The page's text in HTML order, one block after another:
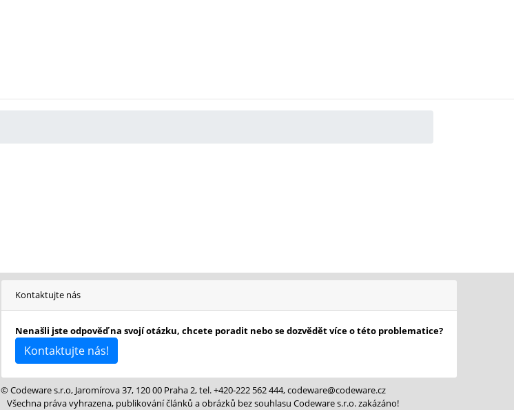
Kontaktujte nás
Nenašli jste odpověď na svojí otázku, chcete poradit nebo se dozvědět více o této problematice?
Kontaktujte nás!
© Codeware s.r.o, Jaromírova 37, 120 00 Praha 2, tel. +420-222 562 444, codeware@codeware.cz
Všechna práva vyhrazena, publikování článků a obrázků bez souhlasu Codeware s.r.o. zakázáno!